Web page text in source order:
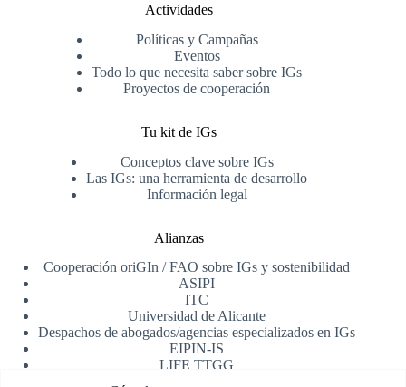
Actividades
Políticas y Campañas
Eventos
Todo lo que necesita saber sobre IGs
Proyectos de cooperación
Tu kit de IGs
Conceptos clave sobre IGs
Las IGs: una herramienta de desarrollo
Información legal
Alianzas
Cooperación oriGIn / FAO sobre IGs y sostenibilidad
ASIPI
ITC
Universidad de Alicante
Despachos de abogados/agencias especializados en IGs
EIPIN-IS
LIFE TTGG